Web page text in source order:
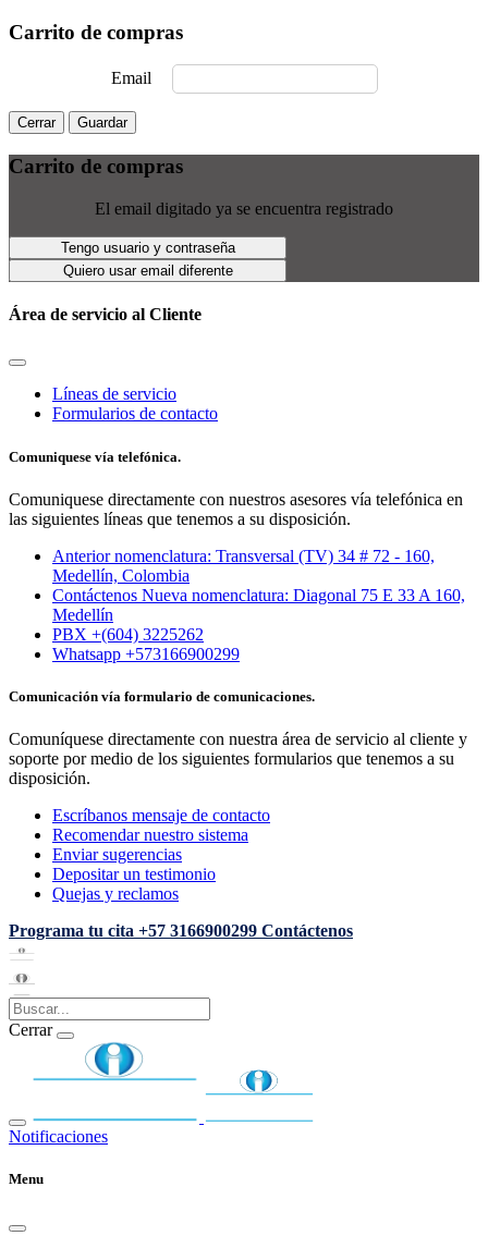
Carrito de compras
Email
Cerrar Guardar
Carrito de compras
El email digitado ya se encuentra registrado
Tengo usuario y contraseña
Quiero usar email diferente
Área de servicio al Cliente
Líneas de servicio
Formularios de contacto
Comuniquese vía telefónica.
Comuniquese directamente con nuestros asesores vía telefónica en
las siguientes líneas que tenemos a su disposición.
Anterior nomenclatura: Transversal (TV) 34 # 72 - 160,
Medellín, Colombia
Contáctenos Nueva nomenclatura: Diagonal 75 E 33 A 160,
Medellín
PBX +(604) 3225262
Whatsapp +573166900299
Comunicación vía formulario de comunicaciones.
Comuníquese directamente con nuestra área de servicio al cliente y
soporte por medio de los siguientes formularios que tenemos a su
disposición.
Escríbanos mensaje de contacto
Recomendar nuestro sistema
Enviar sugerencias
Depositar un testimonio
Quejas y reclamos
Programa tu cita +57 3166900299 Contáctenos
Cerrar
Notificaciones
Menu